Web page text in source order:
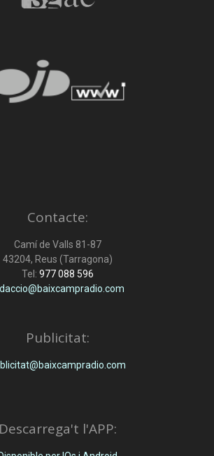
Contacte:
Camí de Valls 81-87
43204, Reus (Tarragona)
Tel: 977 088 596
Publicitat:
Descarrega't l'APP: